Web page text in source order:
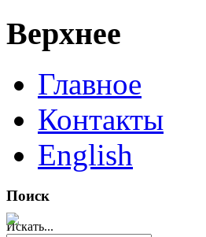
Верхнее
Главное
Контакты
English
Поиск
Искать...